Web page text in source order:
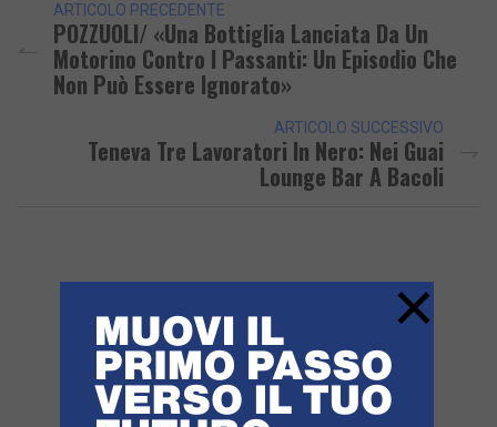
ARTICOLO PRECEDENTE
POZZUOLI/ «Una Bottiglia Lanciata Da Un
Motorino Contro I Passanti: Un Episodio Che
Non Può Essere Ignorato»
ARTICOLO SUCCESSIVO
Teneva Tre Lavoratori In Nero: Nei Guai
Lounge Bar A Bacoli
×